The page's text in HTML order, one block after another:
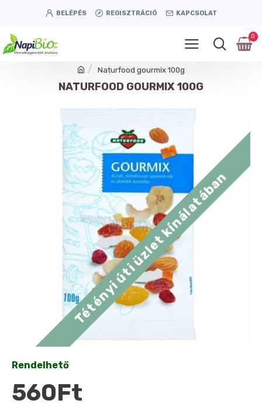
BELÉPÉS REGISZTRÁCIÓ KAPCSOLAT
0
Naturfood gourmix 100g
NATURFOOD GOURMIX 100G
Tétényi úti üzlet kínálatában
Rendelhető
560Ft